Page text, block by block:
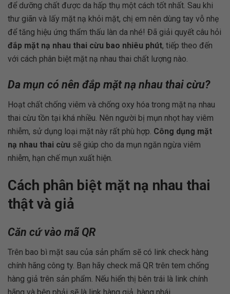
để dưỡng chất được da hấp thụ một cách tốt nhất. Sau khi
thư giãn và lấy mặt nạ khỏi mặt, chị em nên dùng tay vỗ nhẹ
để tăng hiệu ứng thẩm thấu làn da nhé! Đã giải quyết câu hỏi
đắp mặt nạ nhau thai cừu bao nhiêu phút, tiếp theo đến
với cách phân biệt mặt nạ nhau thai chất lượng nào.
Da mụn có nên đắp mặt nạ nhau thai cừu?
Hoạt chất chống viêm và chống oxy hóa trong mặt nạ nhau
thai cừu tồn tại khá nhiều. Nên người bị mụn nhọt hay viêm
nhiễm, sử dụng loại mặt này rất phù hợp. Công dụng mặt
nạ nhau thai cừu sẽ giúp cho da mụn ngăn ngừa viêm
nhiễm, hạn chế mụn xuất hiện.
Cách phân biệt mặt nạ nhau thai
thật và giả
Căn cứ vào mã QR
Trên bao bì mặt sau của sản phẩm sẽ có link check hàng
chính hãng công ty. Bạn hãy check mã QR trên tem chống
hàng giả trên sản phẩm. Nếu hiển thị bên trái là link chính